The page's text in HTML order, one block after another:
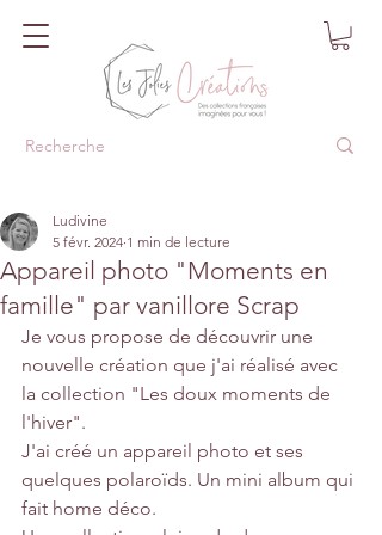
Appareil photo "Moments en
famille" par vanillore Scrap
Ludivine
5 févr. 2024 1 min de lecture
Je vous propose de découvrir une
nouvelle création que j'ai réalisé avec
la collection "Les doux moments de
l'hiver".
J'ai créé un appareil photo et ses
quelques polaroïds. Un mini album qui
fait home déco.